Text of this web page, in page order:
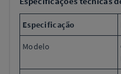
Especificação
Modelo